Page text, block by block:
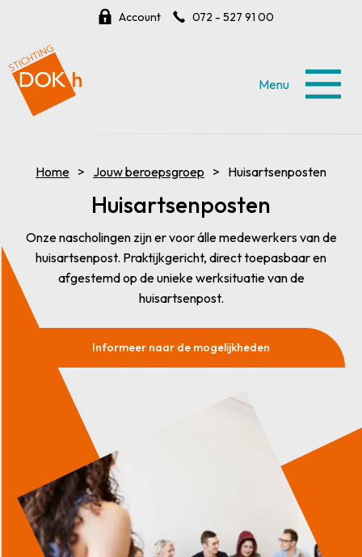
Account 072 - 527 91 00
Menu
Home Jouw beroepsgroep Huisartsenposten
Huisartsenposten
Onze nascholingen zijn er voor álle medewerkers van de
huisartsenpost. Praktijkgericht, direct toepasbaar en
afgestemd op de unieke werksituatie van de
huisartsenpost.
Informeer naar de mogelijkheden